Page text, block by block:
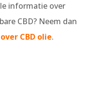
informatie over
CBD? Neem dan
CBD olie.